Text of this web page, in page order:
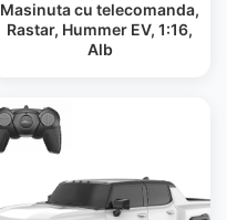
Masinuta cu telecomanda,
Rastar, Hummer EV, 1:16,
Alb